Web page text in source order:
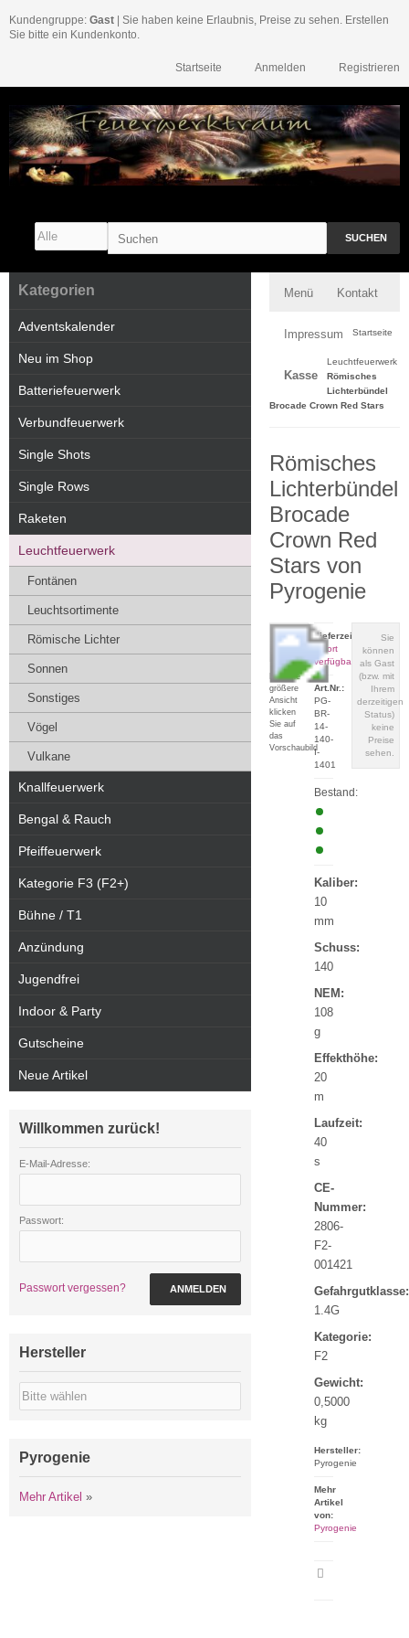
Kundengruppe: Gast | Sie haben keine Erlaubnis, Preise zu sehen. Erstellen
Sie bitte ein Kundenkonto.
Registrieren
Anmelden
Startseite
SUCHEN
Menü Kontakt
Impressum
Kasse
Startseite
Leuchtfeuerwerk
Römisches
Lichterbündel
Brocade Crown Red Stars
Römisches
Lichterbündel
Brocade
Crown Red
Stars von
Pyrogenie
Für eine
größere
Ansicht
klicken
Sie auf
das
Vorschaubild
Sie
können
als Gast
(bzw. mit
Ihrem
derzeitigen
Status)
keine
Preise
sehen.
Lieferzeit:
sofort
verfügbar
Art.Nr.:
PG-
BR-
14-
140-
I-
1401
Bestand:
Kaliber:
10
mm
Schuss:
140
NEM:
108
g
Effekthöhe:
20
m
Laufzeit:
40
s
CE-
Nummer:
2806-
F2-
001421
Gefahrgutklasse:
1.4G
Kategorie:
F2
Gewicht:
0,5000
kg
Hersteller:
Pyrogenie
Mehr
Artikel
von:
Pyrogenie
Kategorien
Adventskalender
Neu im Shop
Batteriefeuerwerk
Verbundfeuerwerk
Single Shots
Single Rows
Raketen
Leuchtfeuerwerk
Fontänen
Leuchtsortimente
Römische Lichter
Sonnen
Sonstiges
Vögel
Vulkane
Knallfeuerwerk
Bengal & Rauch
Pfeiffeuerwerk
Kategorie F3 (F2+)
Bühne / T1
Anzündung
Jugendfrei
Indoor & Party
Gutscheine
Neue Artikel
Willkommen zurück!
E-Mail-Adresse:
Passwort:
Passwort vergessen? ANMELDEN
Hersteller
Pyrogenie
Mehr Artikel »